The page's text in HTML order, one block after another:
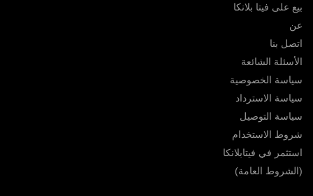
بيع على فيتا بلانكا
عن
اتصل بنا
الأسئلة الشائعة
سياسة الخصوصية
سياسة الاسترداد
سياسة التوصيل
شروط الاستخدام
استثمر في فيتابلانكا
(الشروط العامة)